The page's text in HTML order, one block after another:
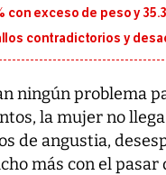
con exceso de peso y
contradictorios y
ningún problema
la mujer no
de angustia,
más con el pasar